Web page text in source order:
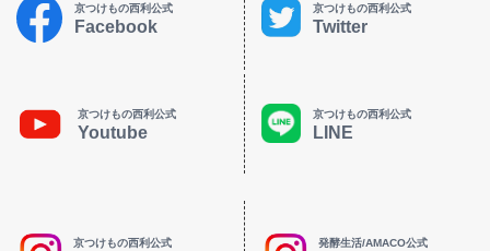
京つけもの西利公式
Facebook
京つけもの西利公式
Twitter
京つけもの西利公式
Youtube
京つけもの西利公式
LINE
京つけもの西利公式 発酵生活/AMACO公式